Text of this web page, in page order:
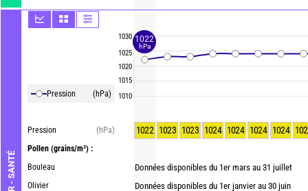
AIR - SANTÉ
Pression (hPa)
Pression
(hPa)
Pollen (grains/m³) :
Bouleau
Olivier
1030
1025
1020
1015
1010
1022 1023 1023 1024 1024 1024 1024
Données disponibles du 1er mars au 31 juillet
Données disponibles du 1er janvier au 30 juin
1022
hPa